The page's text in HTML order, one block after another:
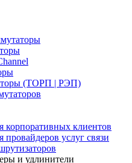
(ТОРП | РЭП)
корпоративных клиентов
услуг связи